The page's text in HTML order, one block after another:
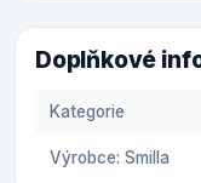
Doplňkové
Kategorie
Výrobce: Smilla